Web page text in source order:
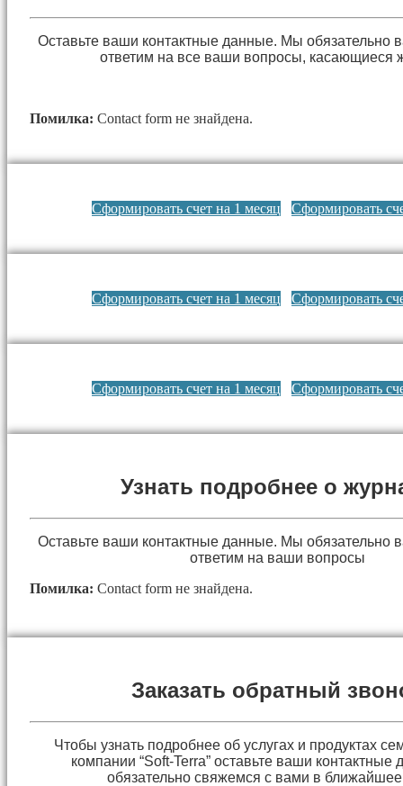
Оставьте ваши контактные данные. Мы обязательно
ответим на все ваши вопросы, касающиеся
Помилка: Contact form не знайдена.
Сформировать счет на 1 месяц Сформировать
Сформировать счет на 1 месяц Сформировать
Сформировать счет на 1 месяц Сформировать
Узнать подробнее о
Оставьте ваши контактные данные. Мы обязательно
ответим на ваши вопросы
Помилка: Contact form не знайдена.
Заказать обратный
Чтобы узнать подробнее об услугах и продуктах
компании “Soft-Terra” оставьте ваши
обязательно свяжемся с вами в